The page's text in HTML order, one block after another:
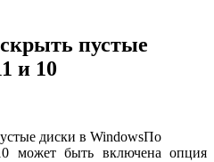
пустые
и 10
По
может быть включена опция